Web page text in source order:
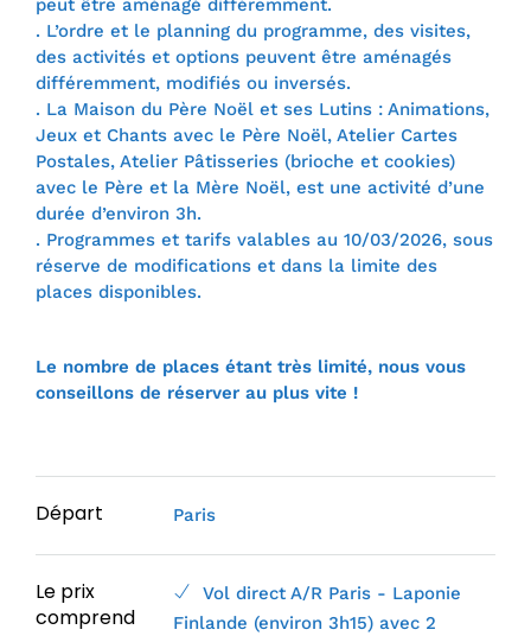
peut être aménagé différemment.
. L’ordre et le planning du programme, des visites,
des activités et options peuvent être aménagés
différemment, modifiés ou inversés.
. La Maison du Père Noël et ses Lutins : Animations,
Jeux et Chants avec le Père Noël, Atelier Cartes
Postales, Atelier Pâtisseries (brioche et cookies)
avec le Père et la Mère Noël, est une activité d’une
durée d’environ 3h.
. Programmes et tarifs valables au 10/03/2026, sous
réserve de modifications et dans la limite des
places disponibles.
Le nombre de places étant très limité, nous vous
conseillons de réserver au plus vite !
Départ Paris
Le prix
comprend
Vol direct A/R Paris - Laponie
Finlande (environ 3h15) avec 2